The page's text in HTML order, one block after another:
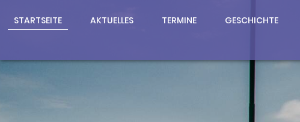
STARTSEITE AKTUELLES TERMINE GESCHICHTE